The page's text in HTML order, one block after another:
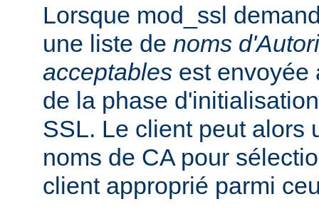
Lorsque mod_ssl
une liste de noms
acceptables est envoyée
de la phase
SSL. Le client peut alors
noms de CA pour
client approprié parmi